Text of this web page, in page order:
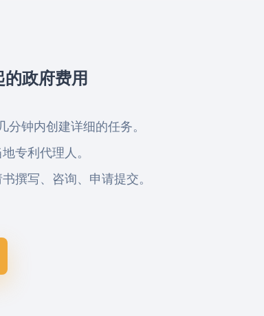
的政府费用
分钟内创建详细的任务。
专利代理人。
撰写、咨询、申请提交。